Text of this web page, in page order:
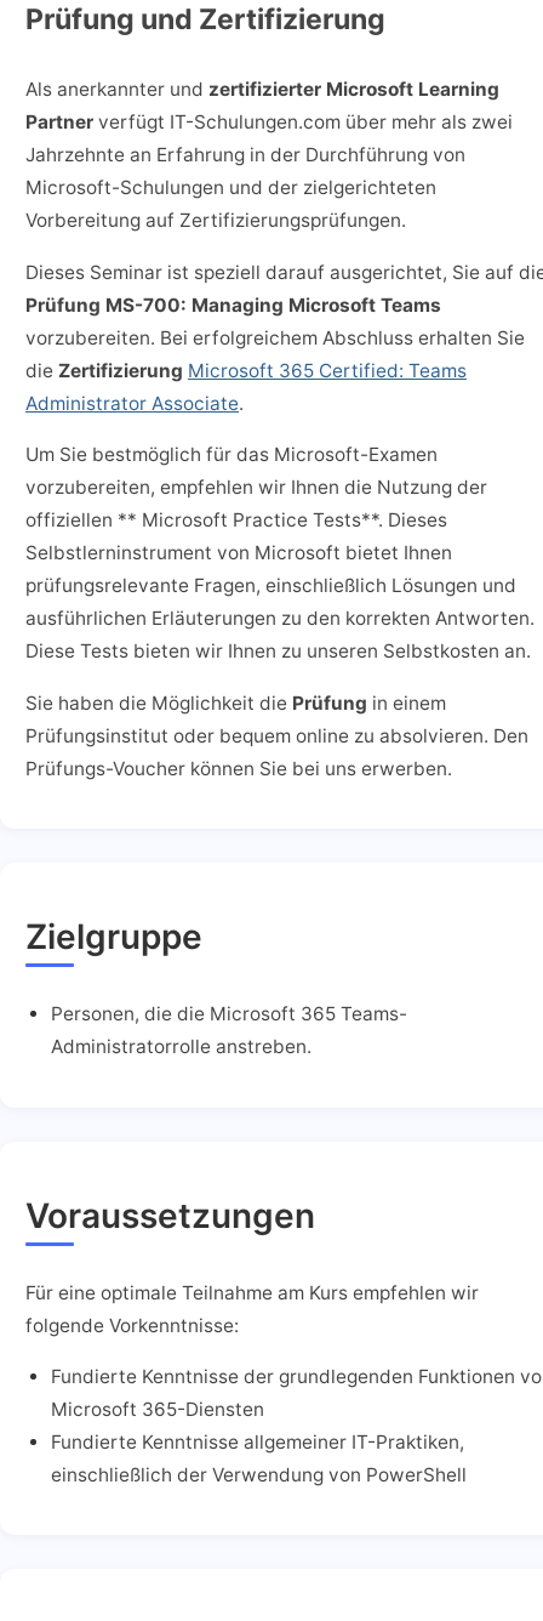
Prüfung und Zertifizierung
Als anerkannter und zertifizierter Microsoft Learning
Partner verfügt IT-Schulungen.com über mehr als zwei
Jahrzehnte an Erfahrung in der Durchführung von
Microsoft-Schulungen und der zielgerichteten
Vorbereitung auf Zertifizierungsprüfungen.
Dieses Seminar ist speziell darauf ausgerichtet, Sie auf
Prüfung MS-700: Managing Microsoft Teams
vorzubereiten. Bei erfolgreichem Abschluss erhalten Sie
die Zertifizierung Microsoft 365 Certified: Teams
Administrator Associate.
Um Sie bestmöglich für das Microsoft-Examen
vorzubereiten, empfehlen wir Ihnen die Nutzung der
offiziellen ** Microsoft Practice Tests**. Dieses
Selbstlerninstrument von Microsoft bietet Ihnen
prüfungsrelevante Fragen, einschließlich Lösungen und
ausführlichen Erläuterungen zu den korrekten Antworten.
Diese Tests bieten wir Ihnen zu unseren Selbstkosten an.
Sie haben die Möglichkeit die Prüfung in einem
Prüfungsinstitut oder bequem online zu absolvieren. Den
Prüfungs-Voucher können Sie bei uns erwerben.
Zielgruppe
Personen, die die Microsoft 365 Teams-
Administratorrolle anstreben.
Voraussetzungen
Für eine optimale Teilnahme am Kurs empfehlen wir
folgende Vorkenntnisse:
Fundierte Kenntnisse der grundlegenden Funktionen
Microsoft 365-Diensten
Fundierte Kenntnisse allgemeiner IT-Praktiken,
einschließlich der Verwendung von PowerShell